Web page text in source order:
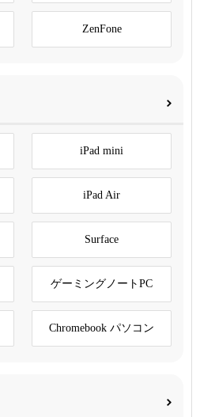
ZenFone
iPad mini
iPad Air
Surface
ゲーミングノートPC
Chromebook パソコン